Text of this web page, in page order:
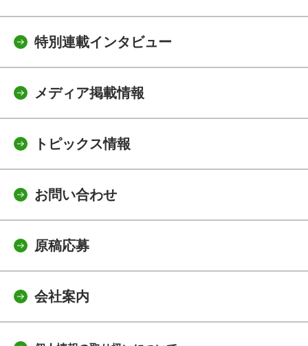
特別連載インタビュー
メディア掲載情報
トピックス情報
お問い合わせ
原稿応募
会社案内